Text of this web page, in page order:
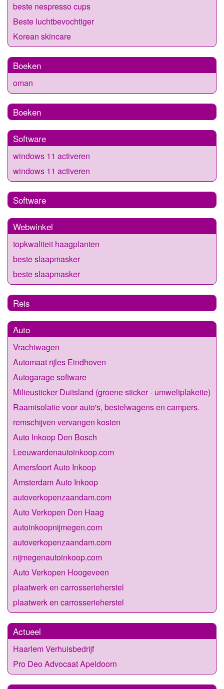
beste nespresso cups
Beste luchtbevochtiger
Korean skincare
Boeken
oman
Boeken
Software
windows 11 activeren
windows 11 activeren
Software
Webwinkel
topkwaliteit haagplanten
beste slaapmasker
beste slaapmasker
Reis
Auto
Vrachtwagen
Automaat rijles Eindhoven
Autogarage software
Milieusticker Duitsland (groene sticker - umweltplakette)
Raamisolatie voor auto's, bestelwagens en campers.
remschijven vervangen kosten
Auto Inkoop Den Bosch
Leeuwardenautoinkoop.com
Amersfoort Auto Inkoop
Amsterdam Auto Inkoop
autoverkopenzaandam.com
Auto Verkopen Den Haag
autoinkoopnijmegen.com
autoverkopenzaandam.com
nijmegenautoinkoop.com
Auto Verkopen Hoogeveen
plaatwerk en carrosserieherstel
plaatwerk en carrosserieherstel
Actueel
Haarlem Verhuisbedrijf
Pro Deo Advocaat Apeldoorn